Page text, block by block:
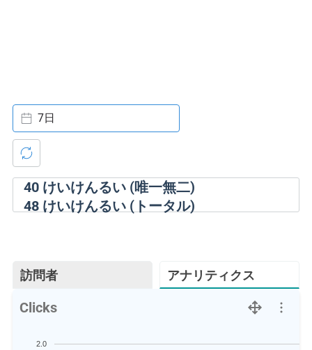
40けいけんるい (唯一無二)
48けいけんるい (トータル)
7日
訪問者 アナリティクス
Clicks
2.0